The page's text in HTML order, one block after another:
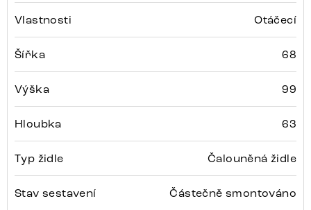
Vlastnosti Otáčecí
Šířka 68
Výška 99
Hloubka 63
Typ židle Čalouněná židle
Stav sestavení Částečně smontováno